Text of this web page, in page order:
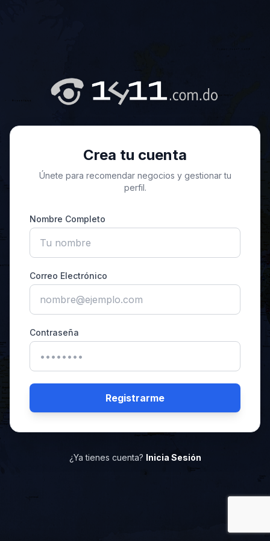
Crea tu cuenta
Únete para recomendar negocios y gestionar tu
perfil.
Nombre Completo
Correo Electrónico
Contraseña
Registrarme
¿Ya tienes cuenta? Inicia Sesión